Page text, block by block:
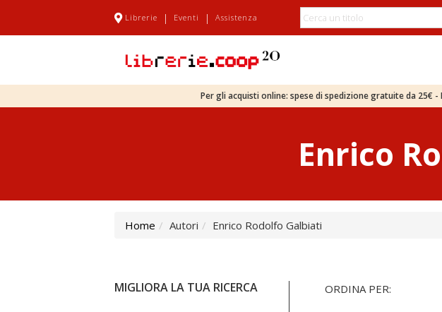
Librerie | Eventi | Assistenza
Per gli acquisti online: spese di spedizione gratuite da 25€
Enrico
Home Autori Enrico Rodolfo Galbiati
MIGLIORA LA TUA RICERCA ORDINA PER: